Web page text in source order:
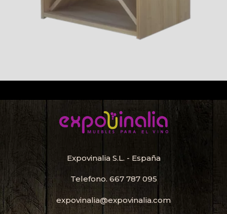
Expovinalia S.L. - España
Telefono. 667 787 095
expovinalia@expovinalia.com